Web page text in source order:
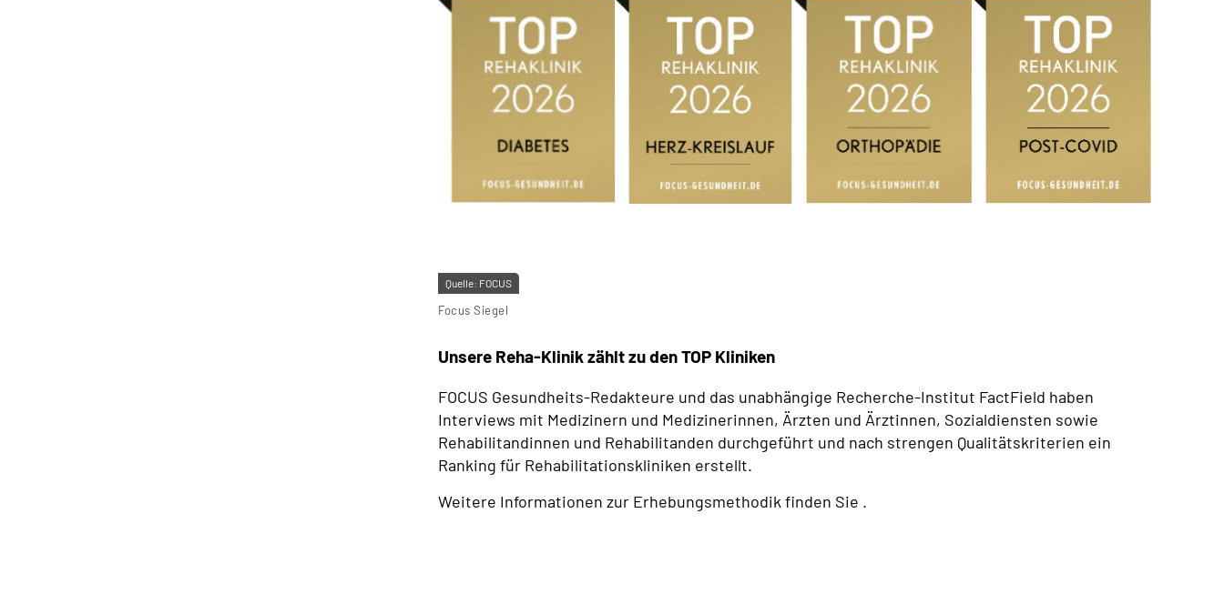
Quelle: FOCUS
Focus Siegel
Unsere Reha-Klinik zählt zu den TOP Kliniken
FOCUS Gesundheits-Redakteure und das unabhängige Recherche-Institut FactField haben
Interviews mit Medizinern und Medizinerinnen, Ärzten und Ärztinnen, Sozialdiensten sowie
Rehabilitandinnen und Rehabilitanden durchgeführt und nach strengen Qualitätskriterien ein
Ranking für Rehabilitationskliniken erstellt.
Weitere Informationen zur Erhebungsmethodik finden Sie .